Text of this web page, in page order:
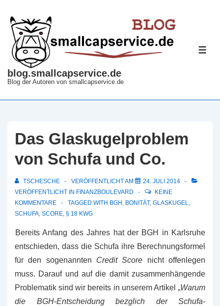
Zum
Inhalt
blog.smallcapservice.de
Blog der Autoren von smallcapservice.de
Das Glaskugelproblem
von Schufa und Co.
TSCHESCHE VERÖFFENTLICHT AM
24. JULI 2014
VERÖFFENTLICHT IN FINANZBOULEVARD
KEINE
KOMMENTARE
TAGGED WITH BGH, BONITÄT, GLASKUGEL,
SCHUFA, SCORE, § 18 KWG
Bereits Anfang des Jahres hat der BGH in Karlsruhe
entschieden, dass die Schufa ihre Berechnungsformel
für den sogenannten Credit Score nicht offenlegen
muss. Darauf und auf die damit zusammenhängende
Problematik sind wir bereits in unserem Artikel „Warum
die BGH-Entscheidung bezglich der Schufa-